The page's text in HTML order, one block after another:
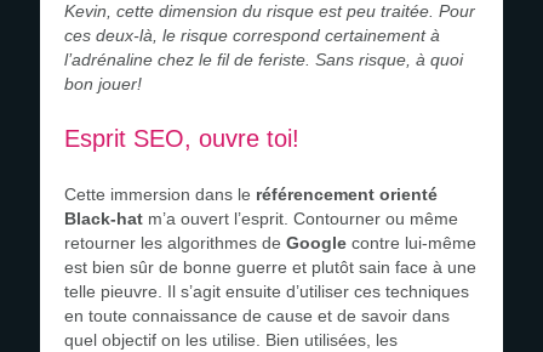
Kevin, cette dimension du risque est peu traitée. Pour
ces deux-là, le risque correspond certainement à
l’adrénaline chez le fil de feriste. Sans risque, à quoi
bon jouer!
Esprit SEO, ouvre toi!
Cette immersion dans le référencement orienté
Black-hat m’a ouvert l’esprit. Contourner ou même
retourner les algorithmes de Google contre lui-même
est bien sûr de bonne guerre et plutôt sain face à une
telle pieuvre. Il s’agit ensuite d’utiliser ces techniques
en toute connaissance de cause et de savoir dans
quel objectif on les utilise. Bien utilisées, les